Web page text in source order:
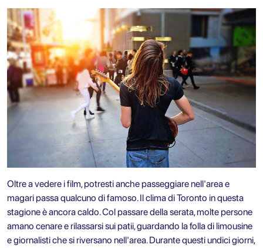
Oltre a vedere i film, potresti anche passeggiare nell'area e
magari passa qualcuno di famoso. Il clima di Toronto in questa
stagione è ancora caldo. Col passare della serata, molte persone
amano cenare e rilassarsi sui patii, guardando la folla di limousine
e giornalisti che si riversano nell'area. Durante questi undici giorni,